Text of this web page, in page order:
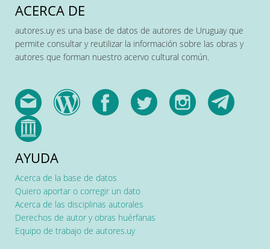
ACERCA DE
autores.uy es una base de datos de autores de Uruguay que
permite consultar y reutilizar la información sobre las obras y
autores que forman nuestro acervo cultural común.
AYUDA
Acerca de la base de datos
Quiero aportar o corregir un dato
Acerca de las disciplinas autorales
Derechos de autor y obras huérfanas
Equipo de trabajo de autores.uy